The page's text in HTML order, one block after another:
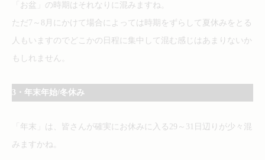
「お盆」の時期はそれなりに混みますね。
ただ7～8月にかけて場合によっては時期をずらして夏休みをとる
人もいますのでどこかの日程に集中して混む感じはあまりないか
もしれません。
3・年末年始/冬休み
「年末」は、皆さんが確実にお休みに入る29～31日辺りが少々混
みますかね。